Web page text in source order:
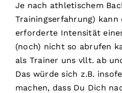
Je nach athletischem
Trainingserfahrung) kann
erforderte Intensität
(noch) nicht so abrufen
als Trainer uns vllt. ab
Das würde sich z.B.
machen, dass Du Dich